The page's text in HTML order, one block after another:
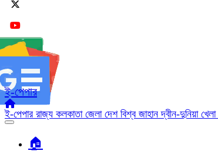
ই-পেপার
ই-পেপার রাজ্য কলকাতা জেলা দেশ বিশ্ব জাহানদ্বীন-দুনিয়া খেলা
🏠︎